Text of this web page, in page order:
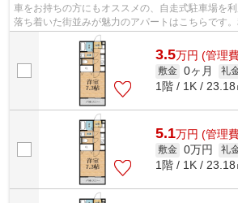
車をお持ちの方にもオススメの、自走式駐車場を利
落ち着いた街並みが魅力のアパートはこちらです
せの多い敷地内ゴミ置き場です。光回...
3.5万円 (管理
敷金 0ヶ月 礼
1階 / 1K / 23.18
5.1万円 (管理
敷金 0万円 礼
1階 / 1K / 23.18